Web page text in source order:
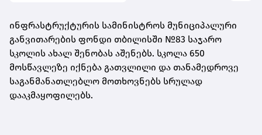
ინფრასტრუქტურის სამინისტროს მუნიციპალური
განვითარების ფონდი თბილისში №83 საჯარო
სკოლის ახალ შენობას აშენებს. სკოლა 650
მოსწავლეზე იქნება გათვლილი და თანამედროვე
საგანმანათლებლო მოთხოვნებს სრულად
დააკმაყოფილებს.